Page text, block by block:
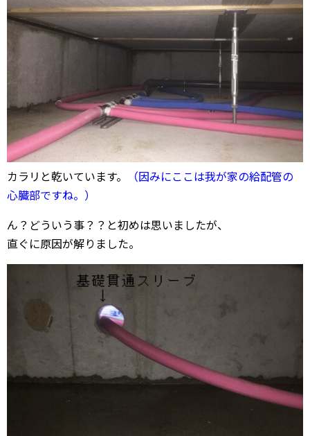
カラリと乾いています。
（因みにここは我が家の給配管の
心臓部ですね。）
ん？どういう事？？と初めは思いましたが、
直ぐに原因が解りました。